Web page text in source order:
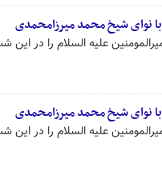
نوای شیخ محمد میرزامحمدی
علیه السلام را در
نوای شیخ محمد میرزامحمدی
علیه السلام را در